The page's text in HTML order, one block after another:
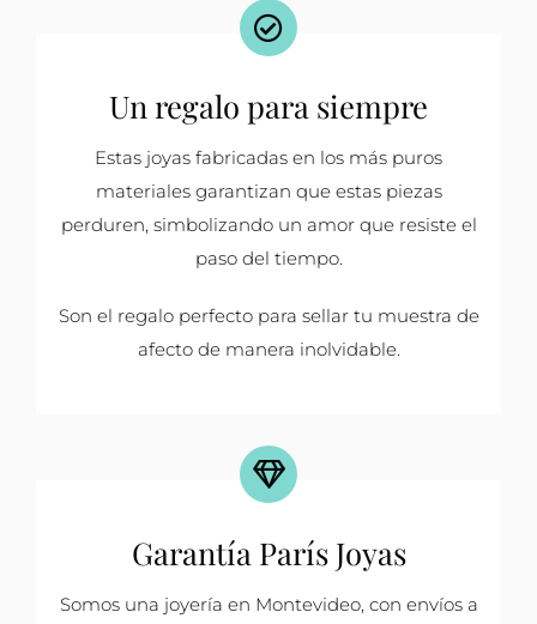
Un regalo para siempre
Estas joyas fabricadas en los más puros
materiales garantizan que estas piezas
perduren, simbolizando un amor que resiste el
paso del tiempo.
Son el regalo perfecto para sellar tu muestra de
afecto de manera inolvidable.
Garantía París Joyas
Somos una joyería en Montevideo, con envíos a